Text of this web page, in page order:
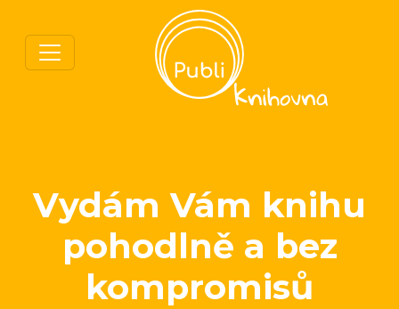
Vydám Vám knihu
pohodlně a bez
kompromisů